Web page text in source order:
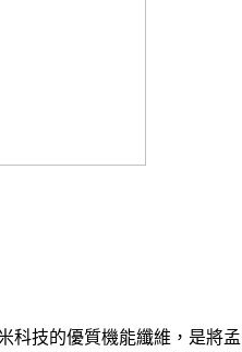
技的優質機能纖維，是將